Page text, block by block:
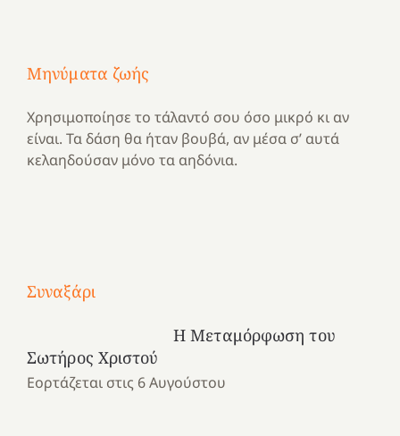
Μηνύματα ζωής
Χρησιμοποίησε το τάλαντό σου όσο μικρό κι αν
είναι. Τα δάση θα ήταν βουβά, αν μέσα σ’ αυτά
κελαηδούσαν μόνο τα αηδόνια.
Συναξάρι
Η Μεταμόρφωση του
Σωτήρος Χριστού
Εορτάζεται στις 6 Αυγούστου
Μια
ένα
καλοκαίρι
και
Νοσοκομείο
“Ερυθρός
Κατασκηνωτικές
το
Ελληνικό